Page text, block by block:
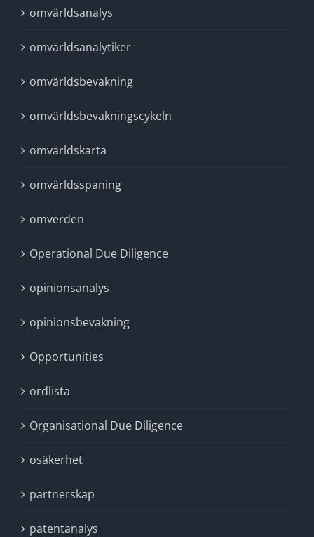
omvärldsanalys
omvärldsanalytiker
omvärldsbevakning
omvärldsbevakningscykeln
omvärldskarta
omvärldsspaning
omverden
Operational Due Diligence
opinionsanalys
opinionsbevakning
Opportunities
ordlista
Organisational Due Diligence
osäkerhet
partnerskap
patentanalys